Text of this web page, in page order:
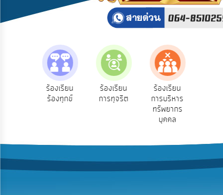
ข้อมูล
สาธารณะ
ความ
รู้
ร้องเรียน
ร้องทุกข์
ร้องเรียน
การทุจริต
ร้องเรียน
การบริหาร
ทรัพยากร
บุคคล